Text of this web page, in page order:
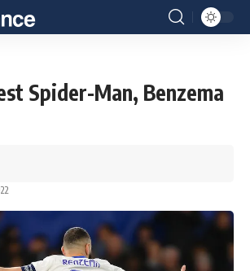
Spider-Man, Benzema